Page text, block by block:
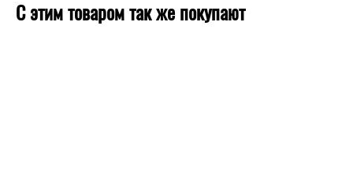
виниловых обоев займет около двух суток при комнатной
температуре, без сквозняков.